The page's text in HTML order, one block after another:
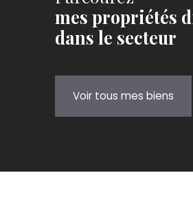
mes propriétés
dans le secteur
Voir tous mes biens